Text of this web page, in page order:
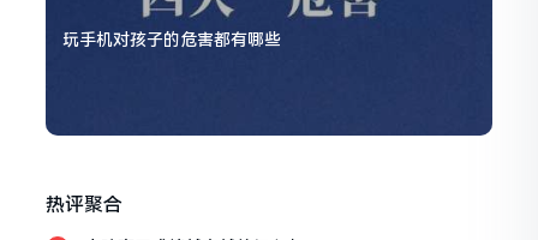
玩手机对孩子的危害都有哪些
热评聚合